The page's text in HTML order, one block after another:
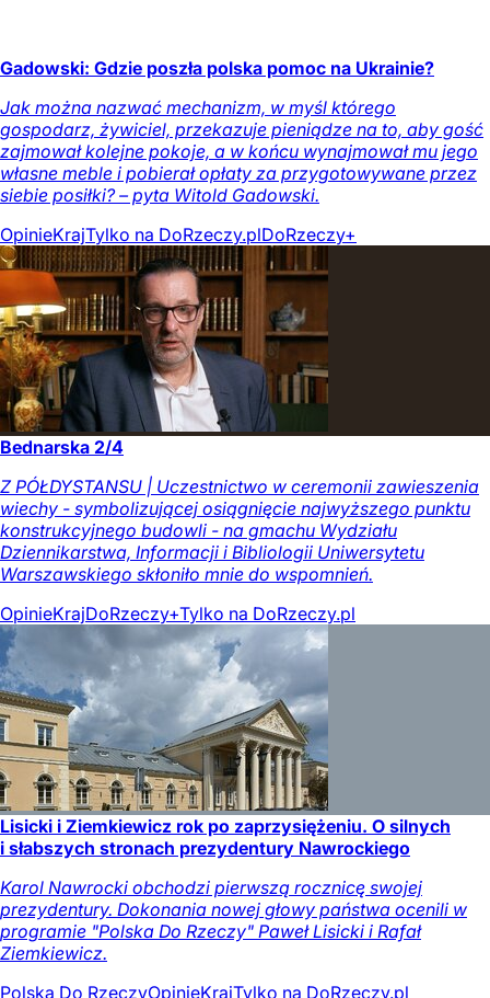
Gadowski: Gdzie poszła polska pomoc na Ukrainie?
Jak można nazwać mechanizm, w myśl którego
gospodarz, żywiciel, przekazuje pieniądze na to, aby gość
zajmował kolejne pokoje, a w końcu wynajmował mu jego
własne meble i pobierał opłaty za przygotowywane przez
siebie posiłki? – pyta Witold Gadowski.
OpinieKrajTylko na DoRzeczy.plDoRzeczy+
Bednarska 2/4
Z PÓŁDYSTANSU | Uczestnictwo w ceremonii zawieszenia
wiechy - symbolizującej osiągnięcie najwyższego punktu
konstrukcyjnego budowli - na gmachu Wydziału
Dziennikarstwa, Informacji i Bibliologii Uniwersytetu
Warszawskiego skłoniło mnie do wspomnień.
OpinieKrajDoRzeczy+Tylko na DoRzeczy.pl
Lisicki i Ziemkiewicz rok po zaprzysiężeniu. O silnych
i słabszych stronach prezydentury Nawrockiego
Karol Nawrocki obchodzi pierwszą rocznicę swojej
prezydentury. Dokonania nowej głowy państwa ocenili w
programie "Polska Do Rzeczy" Paweł Lisicki i Rafał
Ziemkiewicz.
Polska Do RzeczyOpinieKrajTylko na DoRzeczy.pl